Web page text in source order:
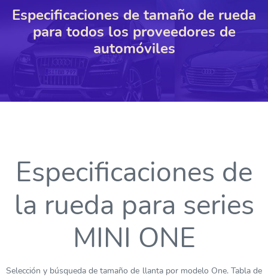
Especificaciones de tamaño de rueda
para todos los proveedores de
automóviles
Especificaciones de
la rueda para series
MINI ONE
Selección y búsqueda de tamaño de llanta por modelo One. Tabla de